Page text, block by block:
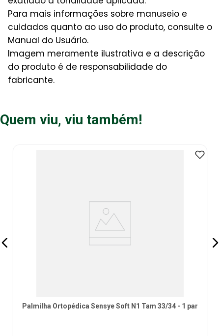
Para mais informações sobre manuseio e
cuidados quanto ao uso do produto, consulte o
Manual do Usuário.
Imagem meramente ilustrativa e a descrição
do produto é de responsabilidade do
fabricante.
Quem viu, viu também!
Palmilha Ortopédica Sensye Soft N1 Tam 33/34 - 1 par